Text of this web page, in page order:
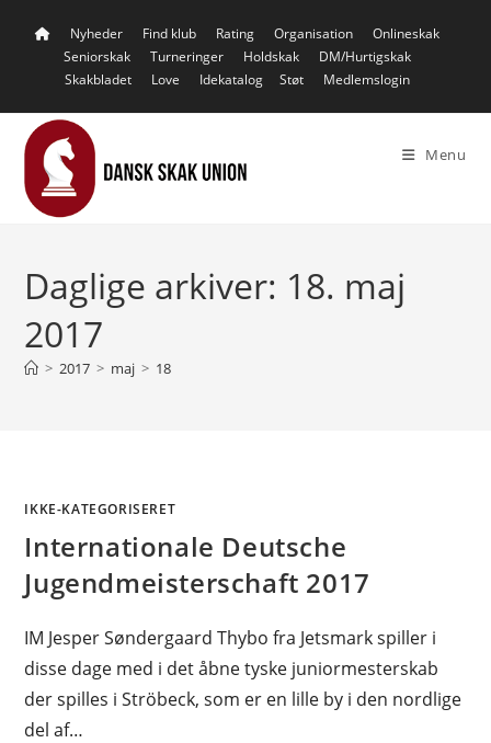
Nyheder Find klub Rating Organisation
Onlineskak
Seniorskak
Turneringer Holdskak
DM/Hurtigskak
Skakbladet
Love Idekatalog Støt Medlemslogin
Menu
Daglige arkiver: 18. maj
2017
> 2017 > maj > 18
IKKE-KATEGORISERET
Internationale Deutsche
Jugendmeisterschaft 2017
IM Jesper Søndergaard Thybo fra Jetsmark spiller i
disse dage med i det åbne tyske juniormesterskab
der spilles i Ströbeck, som er en lille by i den nordlige
del af…